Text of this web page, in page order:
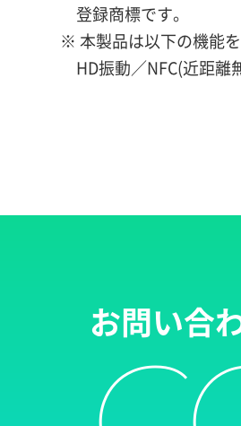
登録商標です。
※ 本製品は以下の機能
HD振動／NFC(近距
お問い合